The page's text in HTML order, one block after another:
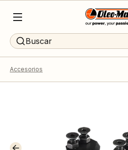
Buscar
Accesorios